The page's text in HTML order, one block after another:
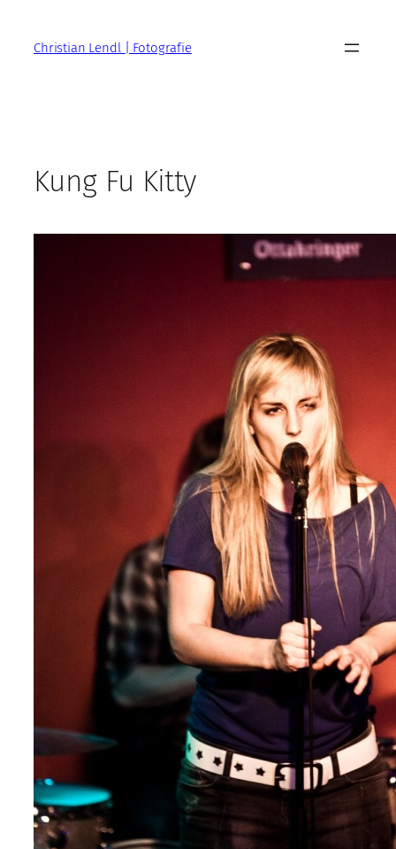
springenChristian Lendl | Fotografie
Kung Fu Kitty